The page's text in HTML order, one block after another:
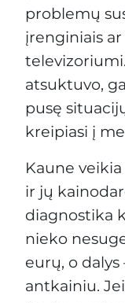
problemų
įrenginiais
atsuktuvo,
pusę
kreipiasi į
Kaune
ir jų
diagnostika
nieko
eurų, o dalys
antkainiu.